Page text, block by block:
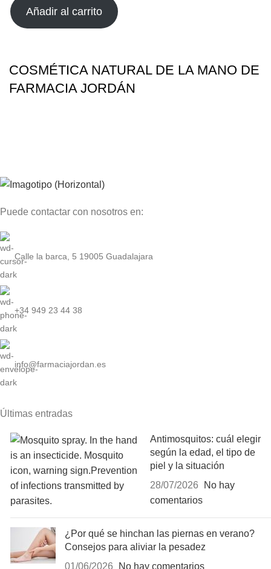
Añadir al carrito
COSMÉTICA NATURAL DE LA MANO DE
FARMACIA JORDÁN
Puede contactar con nosotros en:
Calle la barca, 5 19005 Guadalajara
+34 949 23 44 38
info@farmaciajordan.es
Últimas entradas
Antimosquitos: cuál elegir
según la edad, el tipo de
piel y la situación
28/07/2026
No hay
comentarios
¿Por qué se hinchan las piernas en verano?
Consejos para aliviar la pesadez
01/06/2026
No hay comentarios